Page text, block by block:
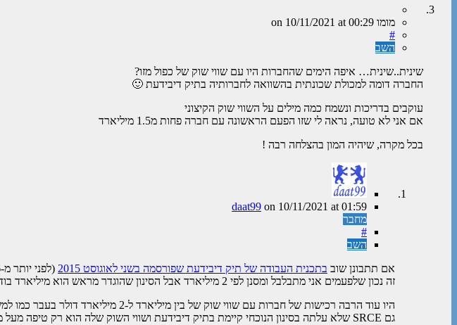
מומו 10/11/2021 at 00:29
#
השב
שינית..שינית… איפה הימים שהחברות היו עם שווי שוק של כפול מזו?
החברה דומה למכולת שכונתית בהשוואה לחברותיה בתיק דיבידעת 🙂
עוקבים בדריכות ונשמח כמה מילים על השווי שוק הקיצוני
אם אני לא טועה, נראה לי שזו הפעם הראשונה עם חברה פחות מ1.5 מיליארד
בכל מקרה, שיהיה המון בהצלחה רבה !
daat99 on 10/11/2021 at 01:59
מחבר
#
השב
אם תתבונן שוב בתכנית העבודה של תיק דיבידעת שפורסמה בשני לאוגוסט 2015
(לפני יותר מ-6 שנים) אתה תראה שהדרישה היא ששווי השוק של החברות יהיה יותר ממיליארד דולר.
זה נכון שלפעמים אני מתבלבל ומסנן לפי 2 מיליארד אבל הסינון שהוגדר מראש הוא מיליארד בודד.
היו עוד הרבה רכישות של חברות עם שווי שוק של בין מיליארד ל-2 מיליארד דולר בעבר כמו למשל MGRC שעלתה גם בסינון הנוכחי וכבר קיימת בתיק מיולי 2019.
גם SRCE שלא עלתה בסינון הנוכחי קיימת בתיק דיבידעת ושווי השוק שלה הוא רק טיפה מעל מיליארד דולר.